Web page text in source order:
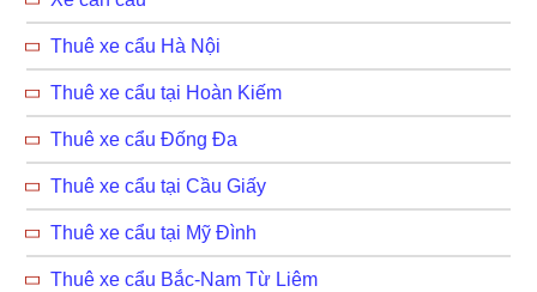
Thuê xe cẩu Hà Nội
Thuê xe cẩu tại Hoàn Kiếm
Thuê xe cẩu Đống Đa
Thuê xe cẩu tại Cầu Giấy
Thuê xe cẩu tại Mỹ Đình
Thuê xe cẩu Bắc-Nam Từ Liêm